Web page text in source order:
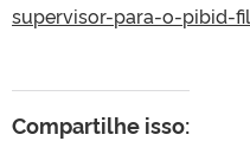
supervisor-para-o-pibid-
Compartilhe isso: